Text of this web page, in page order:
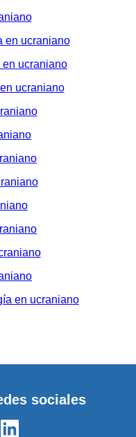
en ucraniano
en ucraniano
ucraniano
en ucraniano
sociales